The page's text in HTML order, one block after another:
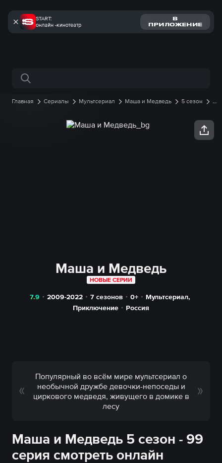
START:
онлайн -кинотеатр
В
ПРИЛОЖЕНИЕ
Поиск по сайту
Главная Сериалы Мультсериал Маша и Медведь
5 сезон
Маша и Медведь
НОВЫЕ СЕРИИ
7.9 2009-2022 7 сезонов 0+ Мультсериал,
Приключение
Россия
Популярный во всём мире мультсериал о
необычной дружбе девочки-непоседы и
циркового медведя, живущего в домике в
лесу
Маша и Медведь 5 сезон - 99
серия смотреть онлайн